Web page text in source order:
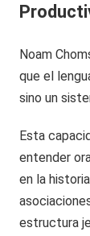
Noam
que el
sino un
Esta
entender
en la
estructura